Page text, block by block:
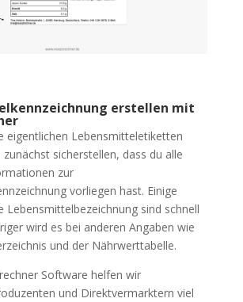
erstellen mit
eigentlichen Lebensmitteletiketten
sicherstellen, dass du alle
zur
vorliegen hast. Einige
Lebensmittelbezeichnung sind schnell
wird es bei anderen Angaben wie
und der Nährwerttabelle.
Software helfen wir
und Direktvermarktern viel